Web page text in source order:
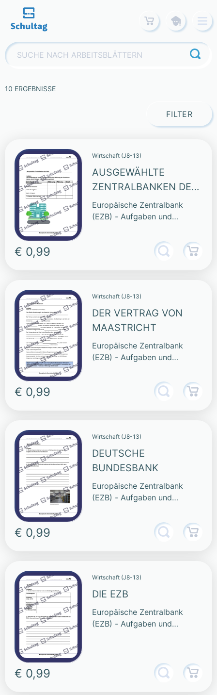
content
Suchen
nach:
10 ERGEBNISSE
FILTER
Wirtschaft (J8-13)
AUSGEWÄHLTE
ZENTRALBANKEN DER
WELT
Europäische Zentralbank
(EZB) - Aufgaben und
€ 0,99
Wirtschaft (J8-13)
DER VERTRAG VON
MAASTRICHT
Europäische Zentralbank
(EZB) - Aufgaben und
€ 0,99
Wirtschaft (J8-13)
DEUTSCHE
BUNDESBANK
Europäische Zentralbank
(EZB) - Aufgaben und
€ 0,99
Wirtschaft (J8-13)
DIE EZB
Europäische Zentralbank
(EZB) - Aufgaben und
€ 0,99